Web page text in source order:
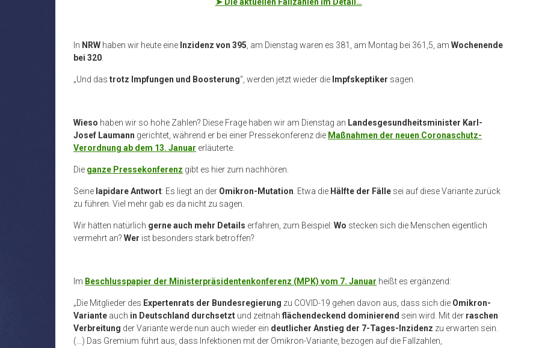
In NRW haben wir heute eine Inzidenz von 395 , am Dienstag waren es 381, am Montag bei 361,5, am Wochenende
bei 320
„Und das trotz Impfungen und Boosterung“, werden jetzt wieder die Impfskeptiker sagen.
Wieso haben wir so hohe Zahlen? Diese Frage haben wir am Dienstag an Landesgesundheitsminister Karl-
Josef Laumann gerichtet, während er bei einer Pressekonferenz die Maßnahmen der neuen Coronaschutz-
Verordnung ab dem 13. Januar erläuterte.
Die ganze Pressekonferenz gibt es hier zum nachhören.
Seine lapidare Antwort: Es liegt an der Omikron-Mutation . Etwa die Hälfte der Fälle sei auf diese Variante zurück
zu führen. Viel mehr gab es da nicht zu sagen.
Wir hätten natürlich gerne auch mehr Details erfahren, zum Beispiel: Wo stecken sich die Menschen eigentlich
vermehrt an? Wer ist besonders stark betroffen?
Im Beschlusspapier der Ministerpräsidentenkonferenz (MPK) vom 7. Januar heißt es ergänzend:
„Die Mitglieder des Expertenrats der Bundesregierung zu COVID-19 gehen davon aus, dass sich die Omikron-
Variante auch in Deutschland durchsetzt und zeitnah flächendeckend dominierend sein wird. Mit der raschen
Verbreitung der Variante werde nun auch wieder ein deutlicher Anstieg der 7-Tages-Inzidenz zu erwarten sein.
(…) Das Gremium führt aus, dass Infektionen mit der Omikron-Variante, bezogen auf die Fallzahlen,